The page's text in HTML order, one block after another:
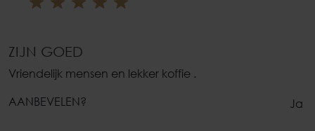
ZIJN GOED
Vriendelijk mensen en lekker koffie .
AANBEVELEN?
Ja